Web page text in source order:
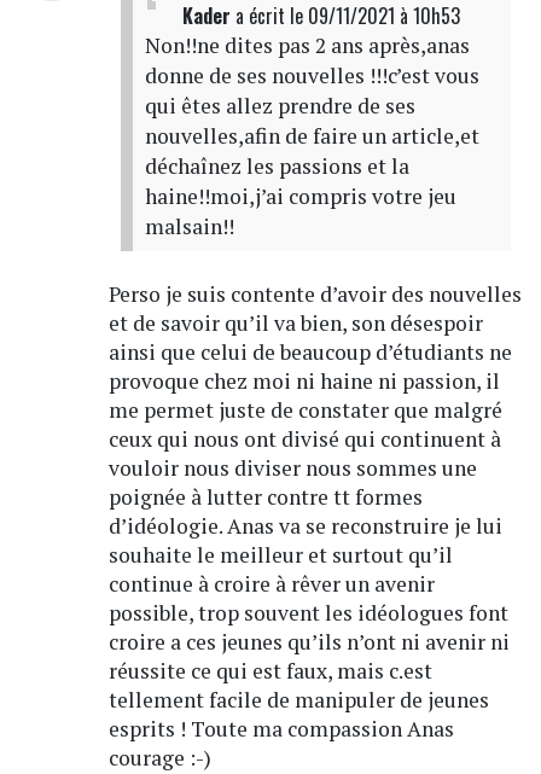
Kader a écrit le 09/11/2021 à 10h53
Non!!ne dites pas 2 ans après,anas
donne de ses nouvelles !!!c’est vous
qui êtes allez prendre de ses
nouvelles,afin de faire un article,et
déchaînez les passions et la
haine!!moi,j’ai compris votre jeu
malsain!!
Perso je suis contente d’avoir des nouvelles
et de savoir qu’il va bien, son désespoir
ainsi que celui de beaucoup d’étudiants ne
provoque chez moi ni haine ni passion, il
me permet juste de constater que malgré
ceux qui nous ont divisé qui continuent à
vouloir nous diviser nous sommes une
poignée à lutter contre tt formes
d’idéologie. Anas va se reconstruire je lui
souhaite le meilleur et surtout qu’il
continue à croire à rêver un avenir
possible, trop souvent les idéologues font
croire a ces jeunes qu’ils n’ont ni avenir ni
réussite ce qui est faux, mais c.est
tellement facile de manipuler de jeunes
esprits ! Toute ma compassion Anas
courage :-)